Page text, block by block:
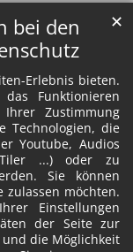
bei den
Erlebnis bieten.
Funktionieren
Zustimmung
Technologien, die
Youtube, Audios
...) oder zu
Sie können
zulassen möchten.
Einstellungen
der Seite zur
die Möglichkeit
✕